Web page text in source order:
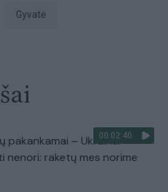
gyvatė
00:02:40
pakankamai – Ukrainai
nenori: raketų mes norime